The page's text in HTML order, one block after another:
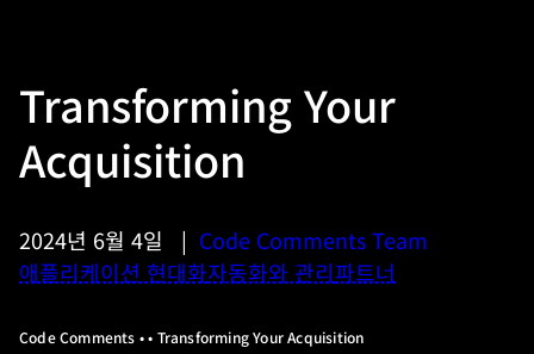
Transforming Your
Acquisition
2024년 6월 4일 | Code Comments Team
애플리케이션 현대화자동화와 관리파트너
Code Comments • • Transforming Your Acquisition